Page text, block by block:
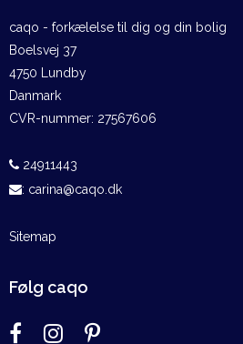
caqo - forkælelse til dig og din bolig
Boelsvej 37
4750 Lundby
Danmark
CVR-nummer: 27567606
24911443
: carina@caqo.dk
Sitemap
Følg caqo